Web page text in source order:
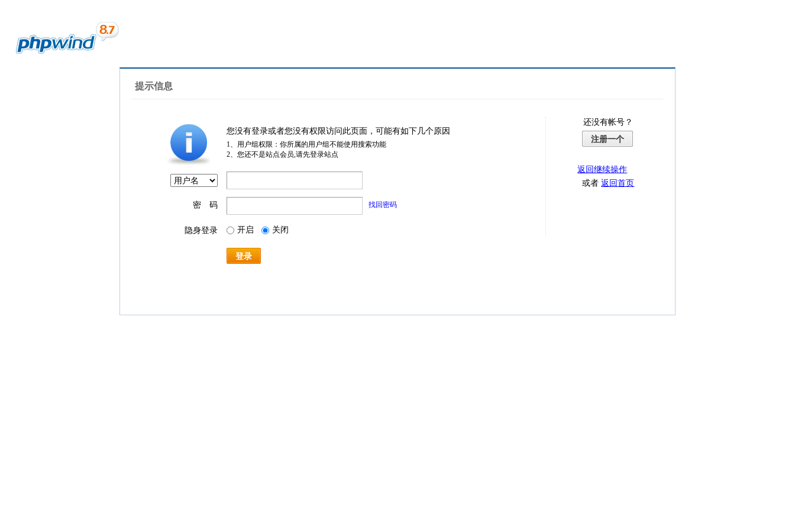
提示信息
您没有登录或者您没有权限访问此页面，可能有如下几个原因
1、用户组权限：你所属的用户组不能使用搜索功能
2、您还不是站点会员,请先登录站点
密 码 找回密码
隐身登录 开启 关闭
登录
还没有帐号？
注册一个
返回继续操作
或者返回首页